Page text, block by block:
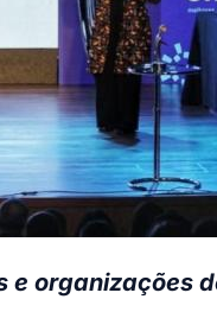
e organizações